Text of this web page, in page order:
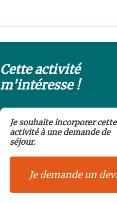
Cette activité
m'intéresse !
Je souhaite incorporer cette
activité à une demande de
séjour.